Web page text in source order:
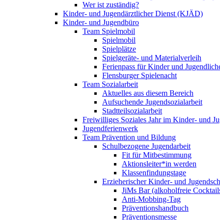
Wer ist zuständig?
Kinder- und Jugendärztlicher Dienst (KJÄD)
Kinder- und Jugendbüro
Team Spielmobil
Spielmobil
Spielplätze
Spielgeräte- und Materialverleih
Ferienpass für Kinder und
Flensburger Spielenacht
Team Sozialarbeit
Aktuelles aus diesem Bereich
Aufsuchende Jugendsozialarbeit
Stadtteilsozialarbeit
Freiwilliges Soziales Jahr im Kinder- und
Jugendferienwerk
Team Prävention und Bildung
Schulbezogene Jugendarbeit
Fit für Mitbestimmung
Aktionsleiter*in werden
Klassenfindungstage
Erzieherischer Kinder- und
JiMs Bar (alkoholfreie
Anti-Mobbing-Tag
Präventionshandbuch
Präventionsmesse